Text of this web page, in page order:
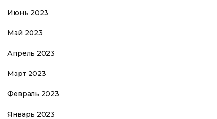
Июнь 2023
Май 2023
Апрель 2023
Март 2023
Февраль 2023
Январь 2023